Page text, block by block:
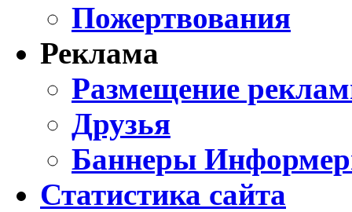
Пожертвования
Реклама
Размещение
Друзья
Баннеры
Статистика сайта